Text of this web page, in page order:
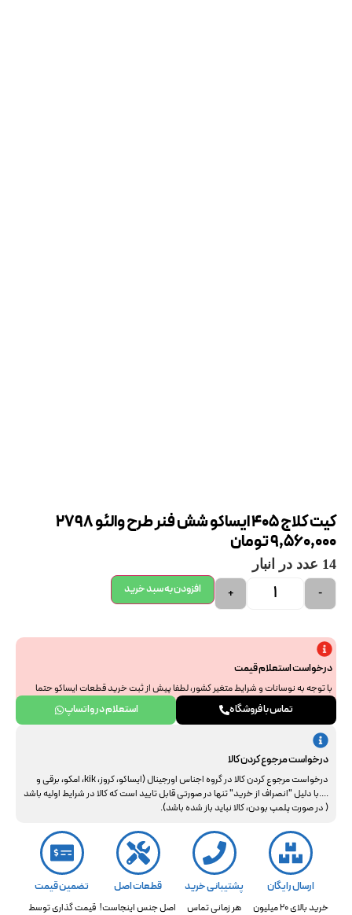
کیت کلاج 405 ایساکو شش فنر طرح والئو 2798
9,560,000تومان
14 عدد در انبار
-
+ افزودن به سبد خرید
درخواست استعلام قیمت
با توجه به نوسانات و شرایط متغیر کشور، لطفا پیش از ثبت خرید قطعات ایساکو حتما
جهت استعلام نهایی با ما هماهنگ فرمایید. از همراهی و درک شما سپاسگزاریم.
تماس با فروشگاه استعلام در واتساپ
درخواست مرجوع کردن کالا
درخواست مرجوع کردن کالا در گروه اجناس اورجینال (ایساکو، کروز، kik، امکو، برقی و
....با دلیل "انصراف از خرید" تنها در صورتی قابل تایید است که کالا در شرایط اولیه باشد
( در صورت پلمپ بودن، کالا نباید باز شده باشد).
ارسال رایگان
خرید بالای 20 میلیون
پشتیبانی خرید
هر زمانی تماس
قطعات اصل
اصل جنس اینجاست!
تضمین قیمت
قیمت گذاری توسط